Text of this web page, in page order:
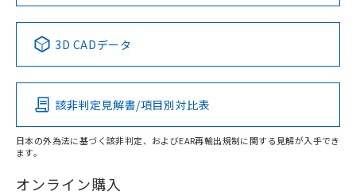
Pb Hg Cd Cr(VI)
O
在庫等で未対応品が混在する可能性があります。
No No No No
この製品の規格認証/適合状況ページへ
その他の認証はこちらのページからご検索ください
3D CADデータ
該非判定見解書/項目別対比表
日本の外為法に基づく該非判定、およびEAR再輸出規制に関する見解が入手でき
ます。
オンライン購入